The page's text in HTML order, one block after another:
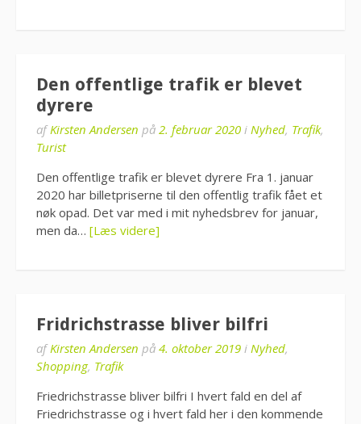
Den offentlige trafik er blevet
dyrere
afKirsten Andersen på 2. februar 2020 i Nyhed, Trafik,
Turist
Den offentlige trafik er blevet dyrere Fra 1. januar
2020 har billetpriserne til den offentlig trafik fået et
nøk opad. Det var med i mit nyhedsbrev for januar,
men da… [Læs videre]
Fridrichstrasse bliver bilfri
afKirsten Andersen på 4. oktober 2019 i Nyhed,
Shopping, Trafik
Friedrichstrasse bliver bilfri I hvert fald en del af
Friedrichstrasse og i hvert fald her i den kommende